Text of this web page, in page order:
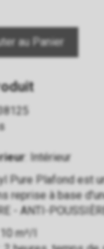
: Intérieur
Pure Plafond est
reprise à base
- ANTI-
m²/l